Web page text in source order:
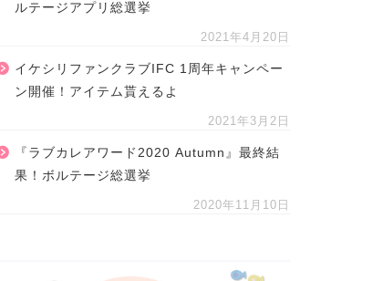
ルテージアプリ総選挙
2021年4月20日
イケシリファンクラブIFC 1周年キャンペー
ン開催！アイテム貰えるよ
2021年3月2日
『ラブカレアワード2020 Autumn』最終結
果！ボルテージ総選挙
2020年11月10日